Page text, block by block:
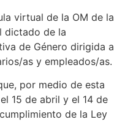
virtual de la OM de la
dictado de la
de Género dirigida a
as y empleados/as.
por medio de esta
15 de abril y el 14 de
de la Ley